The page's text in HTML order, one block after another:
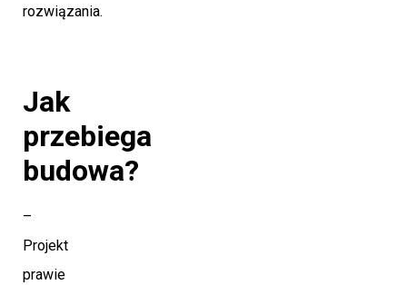
rozwiązania.
Jak
przebiega
budowa?
–
Projekt
prawie